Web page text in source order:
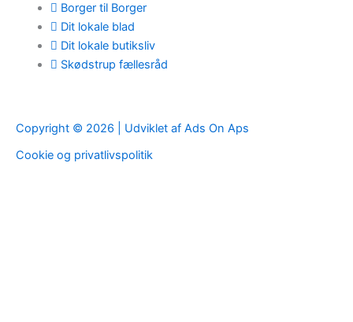
Borger til Borger
Dit lokale blad
Dit lokale butiksliv
Skødstrup fællesråd
Copyright © 2026 | Udviklet af Ads On Aps
Cookie og privatlivspolitik